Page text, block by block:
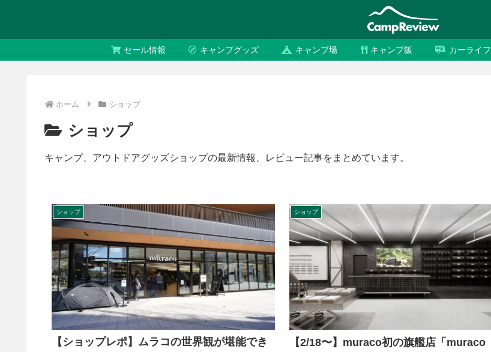
セール情報 キャンプグッズ キャンプ場 キャンプ飯 カーライフ
ホーム ショップ
ショップ
キャンプ、アウトドアグッズショップの最新情報、レビュー記事をまとめています。
ショップ
【ショップレポ】ムラコの世界観が堪能でき
ショップ
【2/18〜】muraco初の旗艦店「muraco